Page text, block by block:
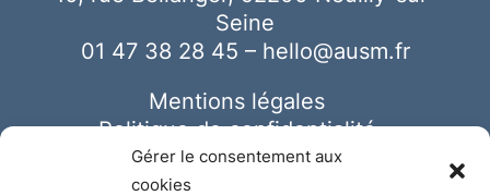
Gérer le consentement aux
cookies
Seine
01 47 38 28 45 – hello@ausm.fr
Mentions légales
Politique de confidentialité
Cookies